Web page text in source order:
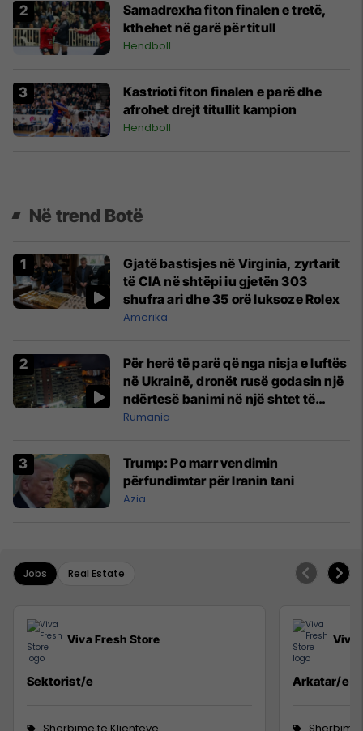
Samadrexha fiton finalen e tretë,
kthehet në garë për titull
Hendboll
Kastrioti fiton finalen e parë dhe
afrohet drejt titullit kampion
Hendboll
Në trend Botë
Gjatë bastisjes në Virginia, zyrtarit
të CIA në shtëpi iu gjetën 303
shufra ari dhe 35 orë luksoze Rolex
Amerika
Për herë të parë që nga nisja e luftës
në Ukrainë, dronët rusë godasin një
ndërtesë banimi në një shtet të
NATO-s
Rumania
Trump: Po marr vendimin
përfundimtar për Iranin tani
Azia
Jobs Real Estate
Viva Fresh Store
Sektorist/e
Shërbime te Klientëve
Viva
Arkatar/e